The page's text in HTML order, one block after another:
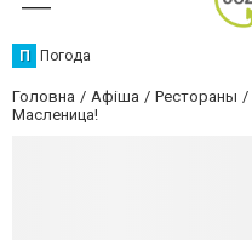
П Погода
Головна Афіша Рестораны
Масленица!